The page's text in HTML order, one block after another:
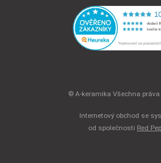
© A-keramika Všechna práva
Internetový obchod se
od společnosti Red